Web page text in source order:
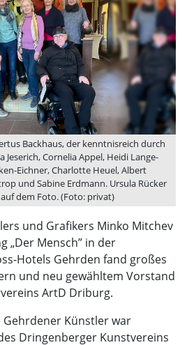
Backhaus, der kenntnisreich durch
Cornelia Appel, Heidi Lange-
Eichner, Charlotte Heuel, Albert
und Sabine Erdmann. Ursula Rücker
dem Foto. (Foto: privat)
und Grafikers Minko Mitchev
„Der Mensch” in der
Hotels Gehrden fand großes
und neu gewähltem Vorstand
ArtD Driburg.
Künstler war
Dringenberger Kunstvereins